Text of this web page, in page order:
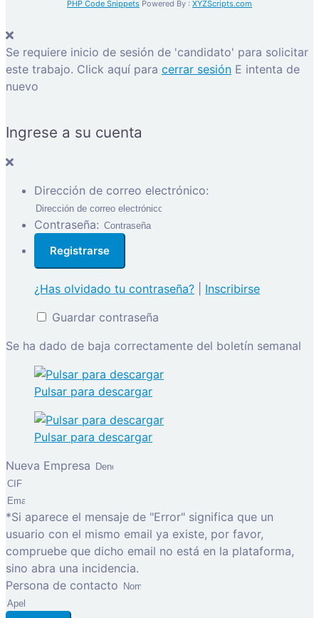
PHP Code Snippets Powered By : XYZScripts.com
Se requiere inicio de sesión de 'candidato' para solicitar
este trabajo. Click aquí para cerrar sesión E intenta de
nuevo
Ingrese a su cuenta
Dirección de correo electrónico:
Contraseña:
¿Has olvidado tu contraseña?
Inscribirse
Guardar contraseña
Se ha dado de baja correctamente del boletín semanal
Pulsar para descargar
Pulsar para descargar
Nueva Empresa
*Si aparece el mensaje de "Error" significa que un
usuario con el mismo email ya existe, por favor,
compruebe que dicho email no está en la plataforma,
sino abra una incidencia.
Persona de contacto